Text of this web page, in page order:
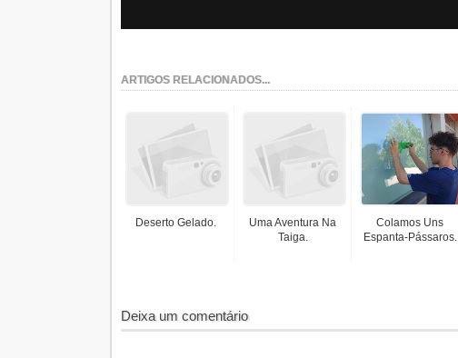
ARTIGOS RELACIONADOS...
Deserto Gelado.
Uma Aventura Na
Taiga.
Colamos Uns
Espanta-Pássaros.
Deixa um comentário